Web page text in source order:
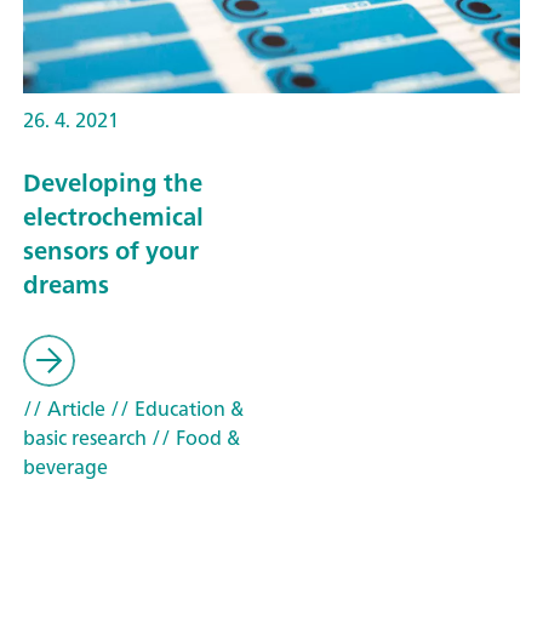
26. 4. 2021
Developing the
electrochemical
sensors of your
dreams
// Article// Education &
basic research // Food &
beverage